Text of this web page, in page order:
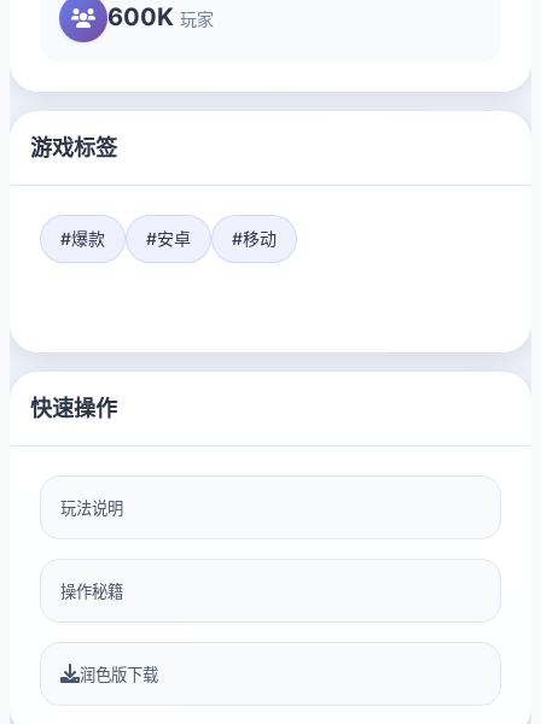
600K 玩家
游戏标签
#爆款 #安卓 #移动
快速操作
玩法说明
操作秘籍
润色版下载